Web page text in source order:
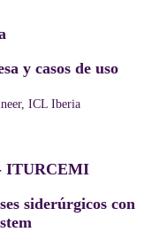
y casos de uso
ICL Iberia
ITURCEMI
siderúrgicos con